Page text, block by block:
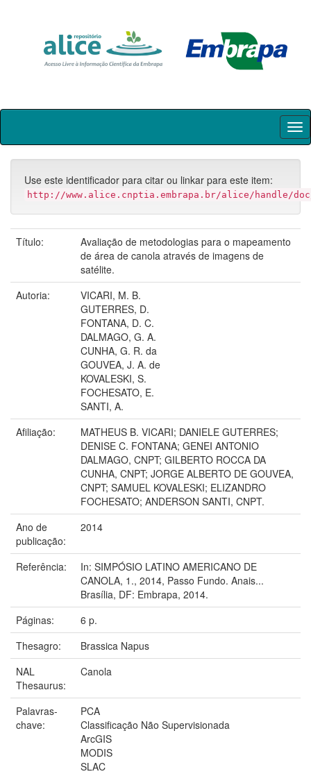
Skip
Use este identificador para citar ou linkar para este item:
http://www.alice.cnptia.embrapa.br/alice/handle/doc/
Título:
Avaliação de metodologias para o mapeamento
de área de canola através de imagens de
satélite.
Autoria:
VICARI, M. B.
GUTERRES, D.
FONTANA, D. C.
DALMAGO, G. A.
CUNHA, G. R. da
GOUVEA, J. A. de
KOVALESKI, S.
FOCHESATO, E.
SANTI, A.
Afiliação:
MATHEUS B. VICARI; DANIELE GUTERRES;
DENISE C. FONTANA; GENEI ANTONIO
DALMAGO, CNPT; GILBERTO ROCCA DA
CUNHA, CNPT; JORGE ALBERTO DE GOUVEA,
CNPT; SAMUEL KOVALESKI; ELIZANDRO
FOCHESATO; ANDERSON SANTI, CNPT.
Ano de
publicação:
2014
Referência:
In: SIMPÓSIO LATINO AMERICANO DE
CANOLA, 1., 2014, Passo Fundo. Anais...
Brasília, DF: Embrapa, 2014.
Páginas:
6 p.
Thesagro:
Brassica Napus
NAL
Thesaurus:
Canola
Palavras-
chave:
PCA
Classificação Não Supervisionada
ArcGIS
MODIS
SLAC